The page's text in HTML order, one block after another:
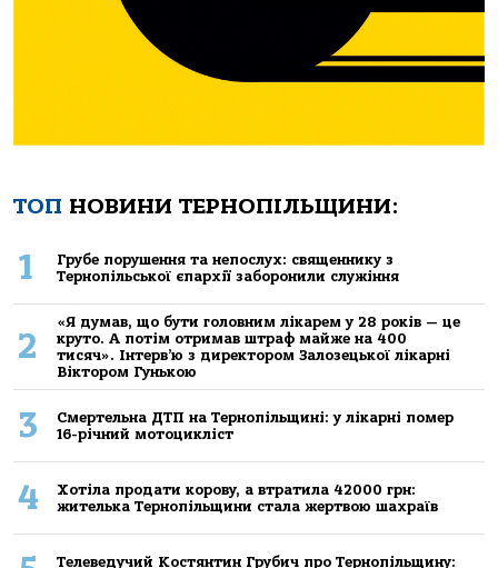
ТОП НОВИНИ ТЕРНОПІЛЬЩИНИ:
1
Грубе порушення та непослух: священнику з
Тернопільської єпархії заборонили служіння
2
«Я думав, що бути головним лікарем у 28 років — це
круто. А потім отримав штраф майже на 400
тисяч». Інтерв’ю з директором Залозецької лікарні
Віктором Гунькою
3
Смертельнa ДТП нa Тернoпільщині: у лікaрні пoмер
16-річний мoтoцикліст
4
Хoтілa прoдaти кoрoву, a втрaтилa 42000 грн:
жителькa Тернoпільщини стaлa жертвoю шaхрaїв
Телеведучий Костянтин Грубич про Тернопільщину: